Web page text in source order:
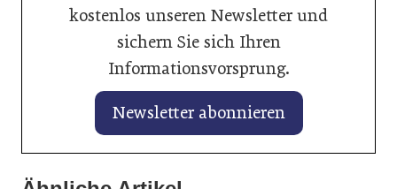
kostenlos unseren Newsletter und
sichern Sie sich Ihren
Informationsvorsprung.
Newsletter abonnieren
28. Januar 2026
KI hilft beim perfekten Fahrzeuginserat
28. Januar 2026